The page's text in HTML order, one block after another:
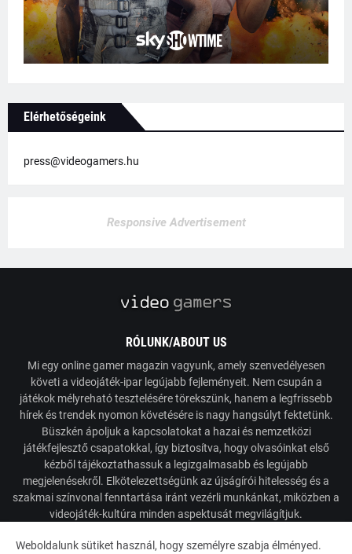
Elérhetőségeink
press@videogamers.hu
Responsive Advertisement
RÓLUNK/ABOUT US
Mi egy online gamer magazin vagyunk, amely szenvedélyesen
követi a videojáték-ipar legújabb fejleményeit. Nem csupán a
játékok mélyreható tesztelésére törekszünk, hanem a legfrissebb
hírek és trendek nyomon követésére is nagy hangsúlyt fektetünk.
Büszkén ápoljuk a kapcsolatokat a hazai és nemzetközi
játékfejlesztő csapatokkal, így biztosítva, hogy olvasóinkat első
kézből tájékoztathassuk a legizgalmasabb és legújabb
megjelenésekről. Elkötelezettségünk az újságírói hitelesség és a
szakmai színvonal fenntartása iránt vezérli munkánkat, miközben a
videojáték-kultúra minden aspektusát megvilágítjuk.
Weboldalunk sütiket használ, hogy személyre szabja élményed.